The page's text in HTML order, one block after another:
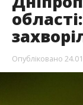
Опубліковано